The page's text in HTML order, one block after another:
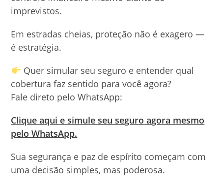
imprevistos.
Em estradas cheias, proteção não é exagero —
é estratégia.
Quer simular seu seguro e entender qual
cobertura faz sentido para você agora?
Fale direto pelo WhatsApp:
Clique aqui e simule seu seguro agora mesmo
pelo WhatsApp.
Sua segurança e paz de espírito começam com
uma decisão simples, mas poderosa.